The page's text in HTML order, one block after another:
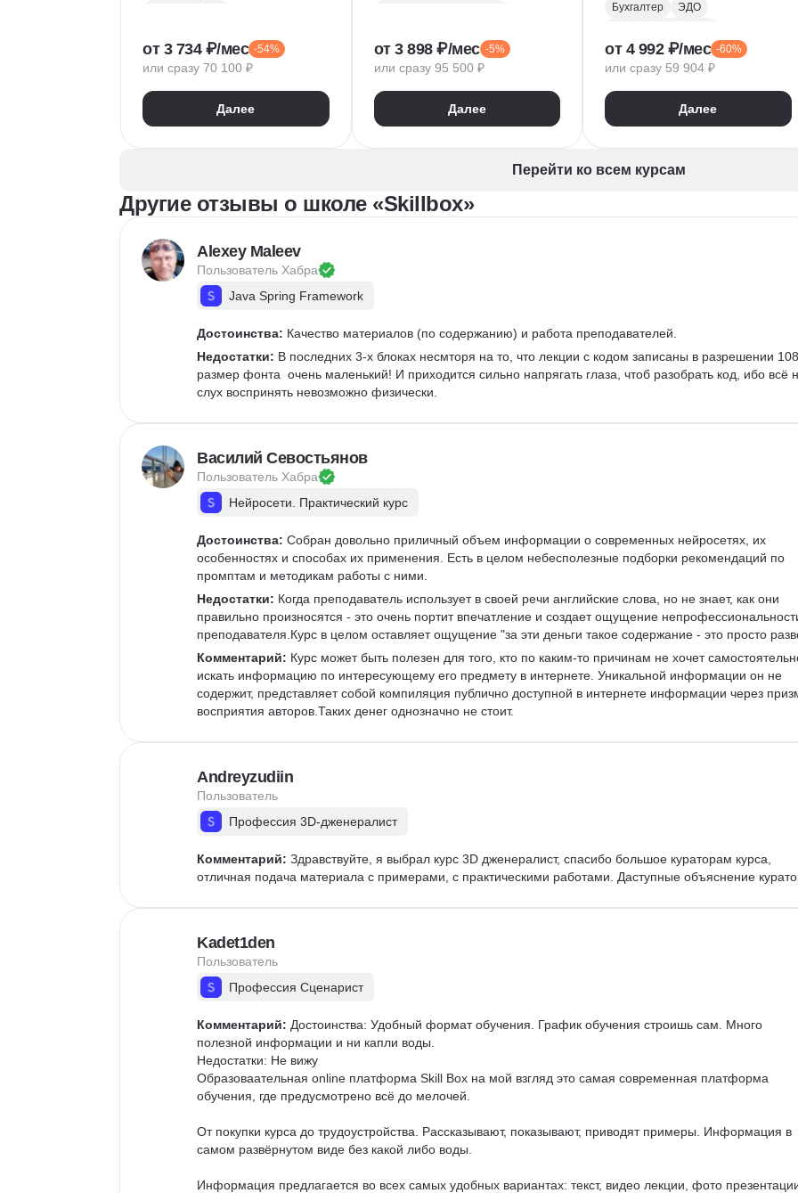
Взаимодействие с государственными органами
Управленческий учет
1С:Бухгалтерия
Бухгалтерский учет
Google Slides
Кадровый учет
Расчет заработной платы
от 3 734 ₽/мес -54%
или сразу 70 100 ₽
Далее
Бюджетирование проектов
Финансовый директор
Финансовая отчетность
Анализ безубыточности
от 3 898 ₽/мес -5%
или сразу 95 500 ₽
Далее
Бухгалтер
ЭДО
Microsoft Excel
Визуализация
Математическая статистика
Первичная документация
от 4 992 ₽/мес -60%
или сразу 59 904 ₽
Далее
Перейти ко всем курсам
Другие отзывы о школе «Skillbox»
Alexey Maleev
Пользователь Хабра
Java Spring Framework
Достоинства: Качество материалов (по содержанию) и работа преподавателей.
Недостатки: В последних 3-х блоках несмторя на то, что лекции с кодом записаны в разрешении
размер фонта  очень маленький! И приходится сильно напрягать глаза, чтоб разобрать код, ибо всё
слух воспринять невозможно физически.
Василий Севостьянов
Пользователь Хабра
Нейросети. Практический курс
Достоинства: Собран довольно приличный объем информации о современных нейросетях, их
особенностях и способах их применения. Есть в целом небесполезные подборки рекомендаций по
промптам и методикам работы с ними.
Недостатки: Когда преподаватель использует в своей речи английские слова, но не знает, как они
правильно произносятся - это очень портит впечатление и создает ощущение
преподавателя.Курс в целом оставляет ощущение "за эти деньги такое содержание - это просто
Комментарий: Курс может быть полезен для того, кто по каким-то причинам не хочет
искать информацию по интересующему его предмету в интернете. Уникальной информации он не
содержит, представляет собой компиляция публично доступной в интернете информации через
восприятия авторов.Таких денег однозначно не стоит.
Andreyzudiin
Пользователь
Профессия 3D-дженералист
Комментарий: Здравствуйте, я выбрал курс 3D дженералист, спасибо большое кураторам курса,
отличная подача материала с примерами, с практическими работами. Даступные объяснение
Kadet1den
Пользователь
Профессия Сценарист
Комментарий: Достоинства: Удобный формат обучения. График обучения строишь сам. Много
полезной информации и ни капли воды.
Недостатки: Не вижу
Образоваательная online платформа Skill Box на мой взгляд это самая современная платформа
обучения, где предусмотрено всё до мелочей.
От покупки курса до трудоустройства. Рассказывают, показывают, приводят примеры. Информация в
самом развёрнутом виде без какой либо воды.
Информация предлагается во всех самых удобных вариантах: текст, видео лекции, фото